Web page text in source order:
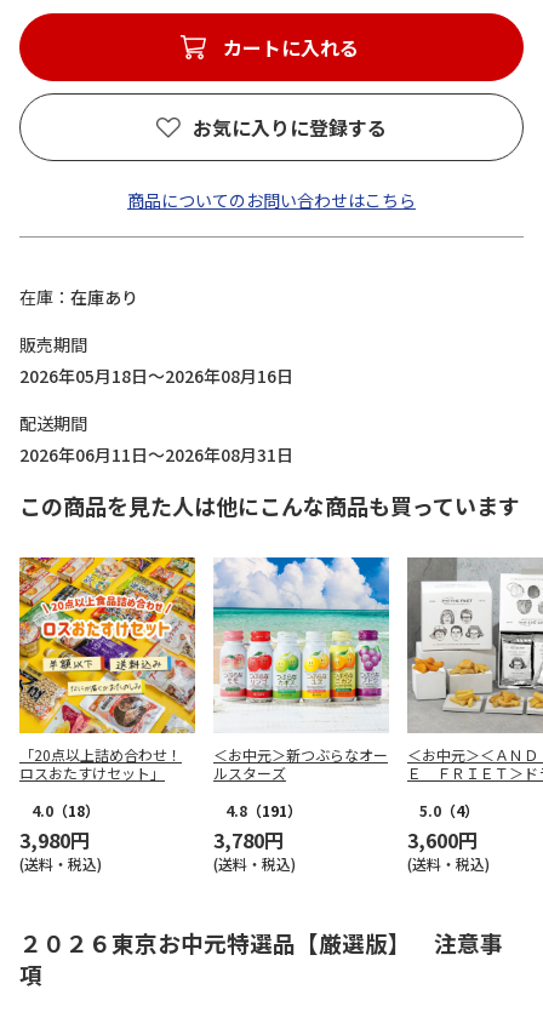
カートに入れる
お気に入りに登録する
商品についてのお問い合わせはこちら
在庫
在庫あり
販売期間
2026年05月18日～2026年08月16日
配送期間
2026年06月11日～2026年08月31日
この商品を見た人は他にこんな商品も買っています
「20点以上詰め合わせ！
ロスおたすけセット」
4.0 （18）
3,980円
(送料・税込)
＜お中元＞新つぶらなオー
ルスターズ
4.8 （191）
3,780円
(送料・税込)
＜お中元＞＜ＡＮ
Ｅ ＦＲＩＥＴ＞ド
5.0 （4）
3,600円
(送料・税込)
２０２６東京お中元特選品【厳選版】 注意事
項